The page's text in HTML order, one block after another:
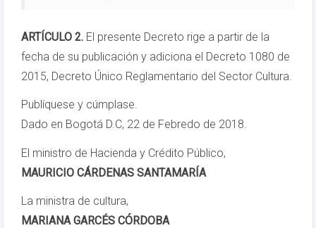
ARTÍCULO 2. El presente Decreto rige a partir de la
fecha de su publicación y adiciona el Decreto 1080 de
2015, Decreto Único Reglamentario del Sector Cultura.
Publíquese y cúmplase.
Dado en Bogotá D.C, 22 de Febredo de 2018.
El ministro de Hacienda y Crédito Público,
MAURICIO CÁRDENAS SANTAMARÍA
La ministra de cultura,
MARIANA GARCÉS CÓRDOBA